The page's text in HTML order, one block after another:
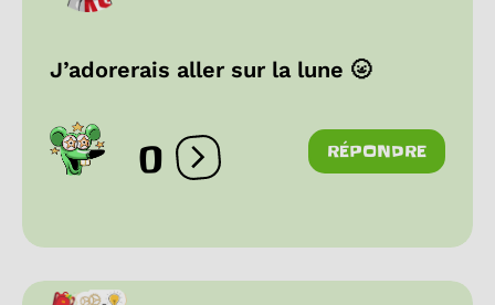
J’adorerais aller sur la lune 🌝
0 Ouvrir les réactions
RÉPONDRE